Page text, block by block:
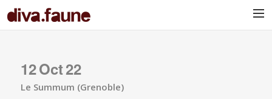
12Oct22
Le Summum (Grenoble)